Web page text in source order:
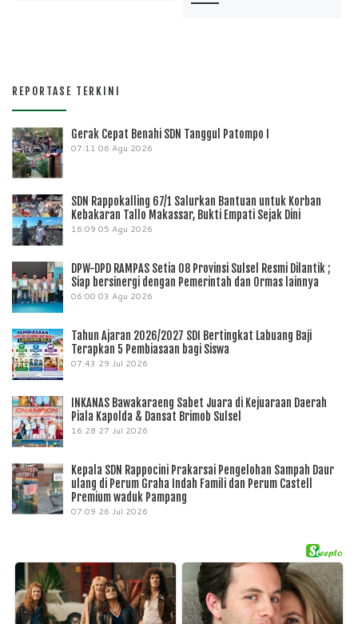
REPORTASE TERKINI
Gerak Cepat Benahi SDN Tanggul Patompo I
07:11 06 Agu 2026
SDN Rappokalling 67/1 Salurkan Bantuan untuk Korban
Kebakaran Tallo Makassar, Bukti Empati Sejak Dini
16:09 05 Agu 2026
DPW-DPD RAMPAS Setia 08 Provinsi Sulsel Resmi Dilantik ;
Siap bersinergi dengan Pemerintah dan Ormas lainnya
06:00 03 Agu 2026
Tahun Ajaran 2026/2027 SDI Bertingkat Labuang Baji
Terapkan 5 Pembiasaan bagi Siswa
07:43 29 Jul 2026
INKANAS Bawakaraeng Sabet Juara di Kejuaraan Daerah
Piala Kapolda & Dansat Brimob Sulsel
16:28 27 Jul 2026
Kepala SDN Rappocini Prakarsai Pengelohan Sampah Daur
ulang di Perum Graha Indah Famili dan Perum Castell
Premium waduk Pampang
07:09 26 Jul 2026